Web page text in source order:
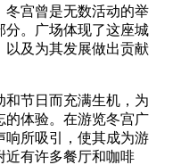
冬宫曾是无数活动的举
分。广场体现了这座城
以及为其发展做出贡献
和节日而充满生机，为
的体验。在游览冬宫广
响所吸引，使其成为游
近有许多餐厅和咖啡